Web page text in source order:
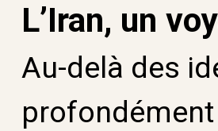
L’Iran, un
Au-delà des